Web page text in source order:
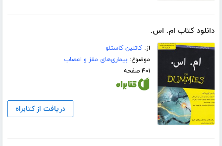
دانلود کتاب ام. اس.
از:کاتلین کاستلو
موضوع:بیماری‌های مغز و اعصاب
۴۰۱ صفحه
دریافت از کتابراه